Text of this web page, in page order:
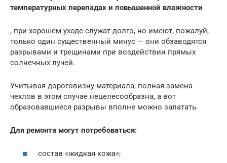
температурных перепадах и повышенной влажности
, при хорошем уходе служат долго, но имеют, пожалуй,
только один существенный минус — они обзаводятся
разрывами и трещинами при воздействии прямых
солнечных лучей.
Учитывая дороговизну материала, полная замена
чехлов в этом случае нецелесообразна, а вот
образовавшиеся разрывы вполне можно залатать.
Для ремонта могут потребоваться:
состав «жидкая кожа»;